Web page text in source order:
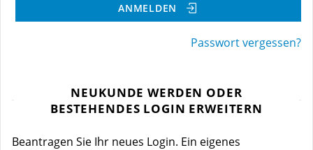
ANMELDEN
Passwort vergessen?
NEUKUNDE WERDEN ODER
BESTEHENDES LOGIN ERWEITERN
Beantragen Sie Ihr neues Login. Ein eigenes